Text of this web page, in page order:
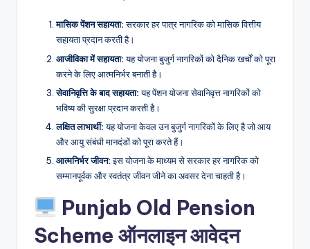
मासिक पेंशन सहायता:सरकार हर पात्र नागरिक को मासिक वित्तीय
सहायता प्रदान करती है।
आजीविका में सहायता:यह योजना बुजुर्ग नागरिकों को दैनिक खर्चों को पूरा
करने के लिए आत्मनिर्भर बनाती है।
सेवानिवृत्ति के बाद सहायता:यह पेंशन योजना सेवानिवृत्त नागरिकों को
भविष्य की सुरक्षा प्रदान करती है।
लक्षित लाभार्थी:यह योजना केवल उन बुजुर्ग नागरिकों के लिए है जो आय
और आयु संबंधी मानदंडों को पूरा करते हैं।
आत्मनिर्भर जीवन:इस योजना के माध्यम से सरकार हर नागरिक को
सम्मानपूर्वक और स्वतंत्र जीवन जीने का अवसर देना चाहती है।
Punjab Old Pension
Scheme ऑनलाइन आवेदन